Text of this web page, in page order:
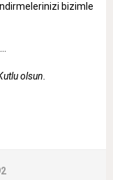
bizimle
olsun.